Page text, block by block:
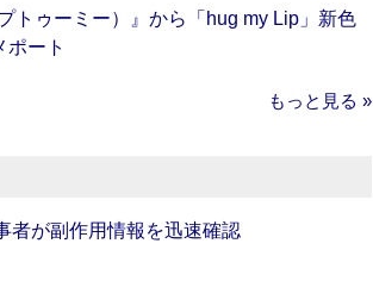
トゥーミー）』から「hug my Lip」新色
ート
もっと見る »
者が副作用情報を迅速確認